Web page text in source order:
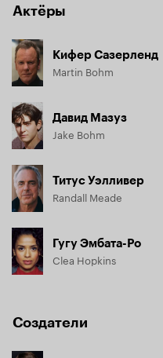
Актёры
Кифер Сазерленд
Martin Bohm
Давид Мазуз
Jake Bohm
Титус Уэлливер
Randall Meade
Гугу Эмбата-Ро
Clea Hopkins
Создатели